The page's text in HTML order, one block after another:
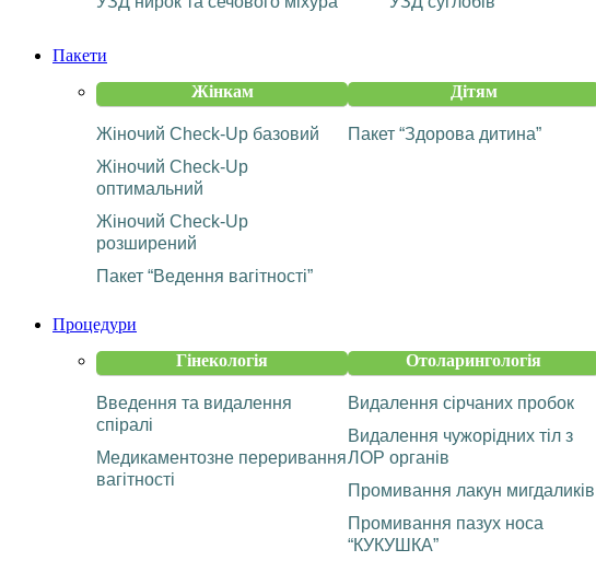
Пакети
Жінкам
Жіночий Check-Up базовий
Жіночий Check-Up
оптимальний
Жіночий Check-Up
розширений
Пакет “Ведення вагітності”
Дітям
Пакет “Здорова дитина”
Процедури
Гінекологія
Введення та видалення
спіралі
Медикаментозне переривання
вагітності
Отоларингологія
Видалення сірчаних пробок
Видалення чужорідних тіл з
ЛОР органів
Промивання лакун мигдаликів
Промивання пазух носа
“КУКУШКА”